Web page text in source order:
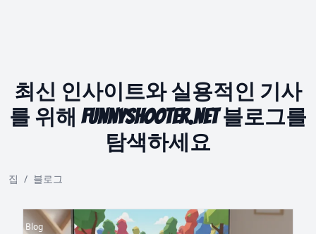
최신 인사이트와 실용적인 기사
를 위해 funnyshooter.net 블로그를
탐색하세요
집 / 블로그
Blog